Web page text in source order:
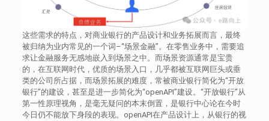
这些需求的特点，对商业银行的产品设计和业务拓展而言，最终
被归纳为业内常见的一个词–“场景金融”。在零售业务中，需要追
求让金融服务无感地嵌入到场景之中。而场景资源通常是宝贵
的，在互联网时代，优质的场景入口，几乎都被互联网巨头或垂
类的公司所占据，而场景拓展的难度，常被商业银行简化为“开放
银行”的建设，甚至是进一步简化为“openAPI”建设。“开放银行”从
第一性原理视角，是毫无疑问的本末倒置，是银行中心论在今时
今日仍不能放下身段的表现。openAPI在产品设计上，从银行的视